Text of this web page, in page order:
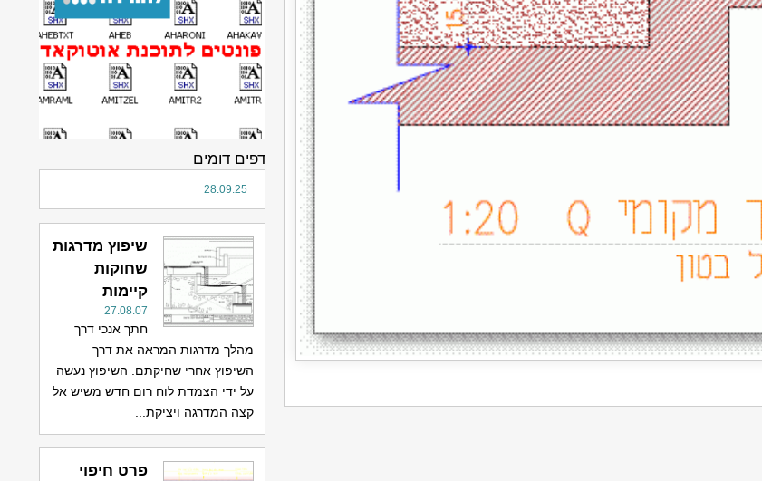
דפים דומים
28.09.25
שיפוץ מדרגות
שחוקות
קיימות
27.08.07
חתך אנכי דרך
מהלך מדרגות המראה את דרך
השיפוץ אחרי שחיקתם. השיפוץ נעשה
על ידי הצמדת לוח רום חדש משיש אל
קצה המדרגה ויציקת...
פרט חיפוי